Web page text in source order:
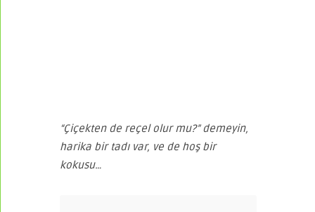
“Çiçekten de reçel olur mu?” demeyin,
harika bir tadı var, ve de hoş bir
kokusu…